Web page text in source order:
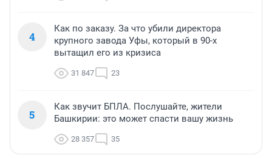
4
Как по заказу. За что убили директора
крупного завода Уфы, который в 90-х
вытащил его из кризиса
31 847 23
5
Как звучит БПЛА. Послушайте, жители
Башкирии: это может спасти вашу жизнь
28 357 35